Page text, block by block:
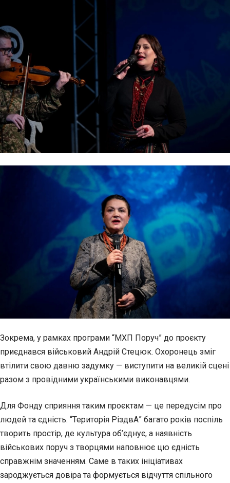
Зокрема, у рамках програми “МХП Поруч” до проєкту
приєднався військовий Андрій Стецюк. Охоронець зміг
втілити свою давню задумку — виступити на великій сцені
разом з провідними українськими виконавцями.
Для Фонду сприяння таким проєктам — це передусім про
людей та єдність. “Територія РіздвА” багато років поспіль
творить простір, де культура об’єднує, а наявність
військових поруч з творцями наповнює цю єдність
справжнім значенням. Саме в таких ініціативах
зароджується довіра та формується відчуття спільного